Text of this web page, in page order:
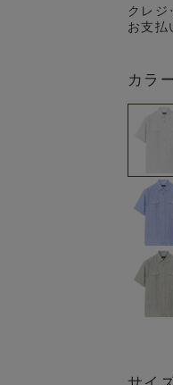
カラ
クレ
お支払